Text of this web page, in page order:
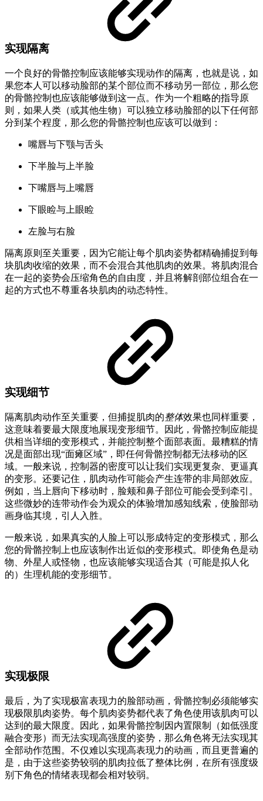
实现隔离
一个良好的骨骼控制应该能够实现动作的隔离，也就是说，如
果您本人可以移动脸部的某个部位而不移动另一部位，那么您
的骨骼控制也应该能够做到这一点。作为一个粗略的指导原
则，如果人类（或其他生物）可以独立移动脸部的以下任何部
分到某个程度，那么您的骨骼控制也应该可以做到：
嘴唇与下颚与舌头
下半脸与上半脸
下嘴唇与上嘴唇
下眼睑与上眼睑
左脸与右脸
隔离原则至关重要，因为它能让每个肌肉姿势都精确捕捉到每
块肌肉收缩的效果，而不会混合其他肌肉的效果。将肌肉混合
在一起的姿势会压缩角色的自由度，并且将解剖部位组合在一
起的方式也不尊重各块肌肉的动态特性。
实现细节
隔离肌肉动作至关重要，但捕捉肌肉的整体效果也同样重要，
这意味着要最大限度地展现变形细节。因此，骨骼控制应能提
供相当详细的变形模式，并能控制整个面部表面。最糟糕的情
况是面部出现“面瘫区域”，即任何骨骼控制都无法移动的区
域。一般来说，控制器的密度可以让我们实现更复杂、更逼真
的变形。还要记住，肌肉动作可能会产生连带的非局部效应。
例如，当上唇向下移动时，脸颊和鼻子部位可能会受到牵引。
这些微妙的连带动作会为观众的体验增加感知线索，使脸部动
画身临其境，引人入胜。
一般来说，如果真实的人脸上可以形成特定的变形模式，那么
您的骨骼控制上也应该制作出近似的变形模式。即使角色是动
物、外星人或怪物，也应该能够实现适合其（可能是拟人化
的）生理机能的变形细节。
实现极限
最后，为了实现极富表现力的脸部动画，骨骼控制必须能够实
现极限肌肉姿势。每个肌肉姿势都代表了角色使用该肌肉可以
达到的最大限度。因此，如果骨骼控制因内置限制（如低强度
融合变形）而无法实现高强度的姿势，那么角色将无法实现其
全部动作范围。不仅难以实现高表现力的动画，而且更普遍的
是，由于这些姿势较弱的肌肉拉低了整体比例，在所有强度级
别下角色的情绪表现都会相对较弱。